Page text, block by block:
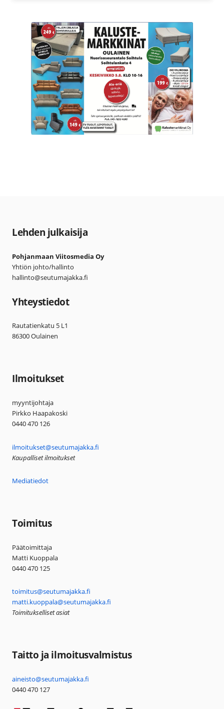
Lehden julkaisija
Pohjanmaan Viitosmedia Oy
Yhtiön johto/hallinto
hallinto@seutumajakka.fi
Yhteystiedot
Rautatienkatu 5 L1
86300 Oulainen
Ilmoitukset
myyntijohtaja
Pirkko Haapakoski
0440 470 126
ilmoitukset@seutumajakka.fi
Kaupalliset ilmoitukset
Mediatiedot
Toimitus
Päätoimittaja
Matti Kuoppala
0440 470 125
toimitus@seutumajakka.fi
matti.kuoppala@seutumajakka.fi
Toimitukselliset asiat
Taitto ja ilmoitusvalmistus
aineisto@seutumajakka.fi
0440 470 127